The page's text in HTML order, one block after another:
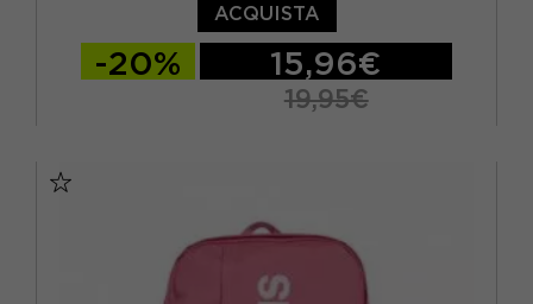
ACQUISTA
-20% 15,96€
19,95€